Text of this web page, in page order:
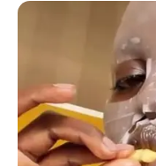
DES 5
2022